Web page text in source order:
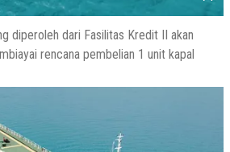
diperoleh dari Fasilitas Kredit II akan
rencana pembelian 1 unit kapal